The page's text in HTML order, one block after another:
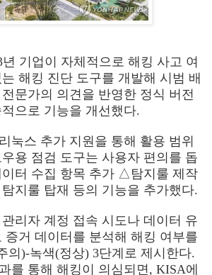
기업이 자체적으로 해킹 사고 여
해킹 진단 도구를 개발해 시범 배
문가의 의견을 반영한 정식 버전
으로 기능을 개선했다.
눅스 추가 지원을 통해 활용 범위
용 점검 도구는 사용자 편의를 돕
터 수집 항목 추가 △탐지룰 제작
지룰 탑재 등의 기능을 추가했다.
리자 계정 접속 시도나 데이터 유
증거 데이터를 분석해 해킹 여부를
의)-녹색(정상) 3단계로 제시한다.
를 통해 해킹이 의심되면, KISA에